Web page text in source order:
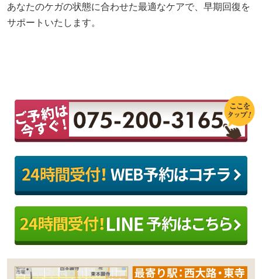
あなたのケガの状態に合わせた最適なケアで、早期回復を
サポートいたします。